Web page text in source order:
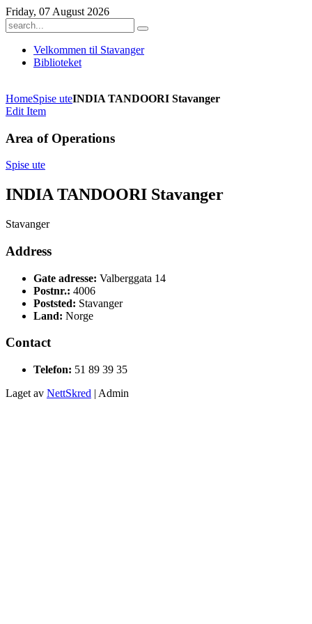
Friday, 07 August 2026
Velkommen til Stavanger
Biblioteket
HomeSpise uteINDIA TANDOORI Stavanger
Edit Item
Area of Operations
Spise ute
INDIA TANDOORI Stavanger
Stavanger
Address
Gate adresse: Valberggata 14
Postnr.: 4006
Poststed: Stavanger
Land: Norge
Contact
Telefon: 51 89 39 35
Laget av NettSkred | Admin